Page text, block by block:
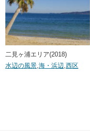
二見ヶ浦エリア(2018)
水辺の風景, 海・浜辺 西区